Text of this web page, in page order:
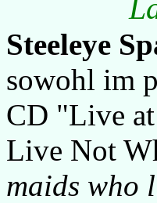
Steeleye
sowohl im
CD "Live
Live Not
maids who